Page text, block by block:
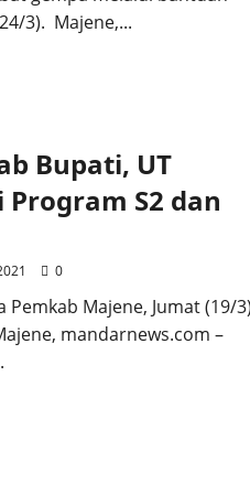
3). Majene,...
Bupati, UT
S2 dan
0
Pemkab Majene, Jumat (19/
mandarnews.com –